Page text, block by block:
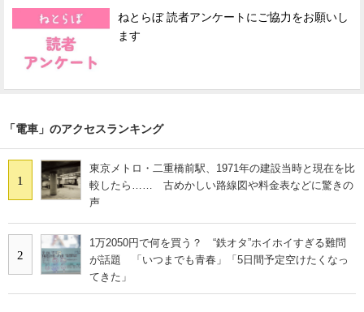
ねとらぼ 読者アンケートにご協力をお願いし
ます
「電車」のアクセスランキング
1
東京メトロ・二重橋前駅、1971年の建設当時と現在を比
較したら…… 古めかしい路線図や料金表などに驚きの
声
2
1万2050円で何を買う？ “鉄オタ”ホイホイすぎる難問
が話題 「いつまでも青春」「5日間予定空けたくなっ
てきた」